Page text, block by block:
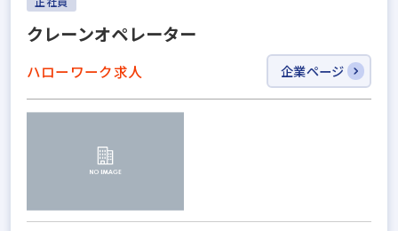
クレーンオペレーター
ハローワーク求人 企業ページ